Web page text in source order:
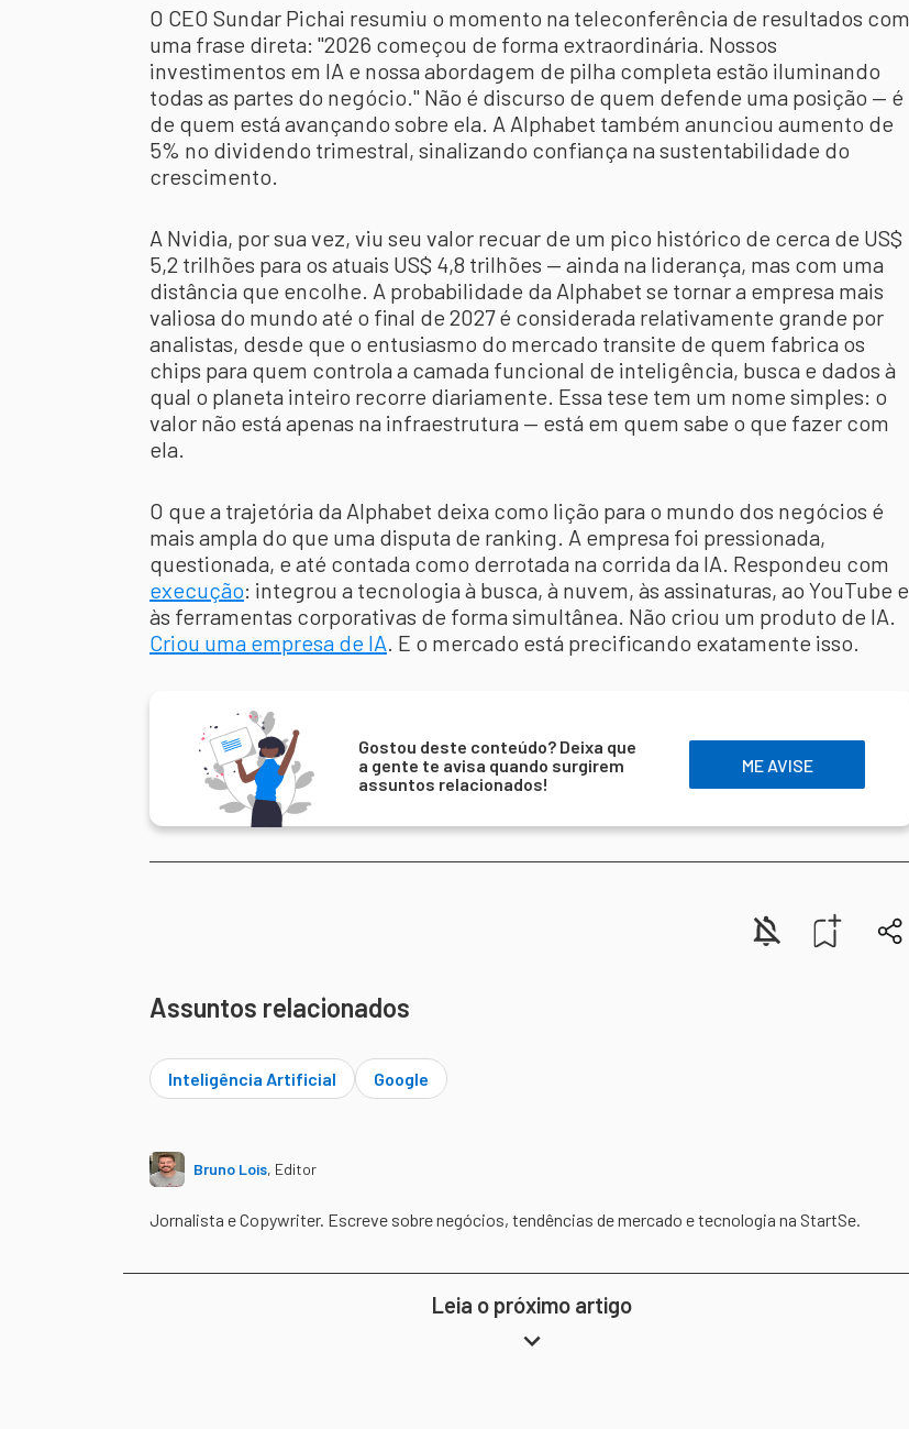
O CEO Sundar Pichai resumiu o momento na teleconferência de resultados com
uma frase direta: "2026 começou de forma extraordinária. Nossos
investimentos em IA e nossa abordagem de pilha completa estão iluminando
todas as partes do negócio." Não é discurso de quem defende uma posição — é
de quem está avançando sobre ela. A Alphabet também anunciou aumento de
5% no dividendo trimestral, sinalizando confiança na sustentabilidade do
crescimento.
A Nvidia, por sua vez, viu seu valor recuar de um pico histórico de cerca de US$
5,2 trilhões para os atuais US$ 4,8 trilhões — ainda na liderança, mas com uma
distância que encolhe. A probabilidade da Alphabet se tornar a empresa mais
valiosa do mundo até o final de 2027 é considerada relativamente grande por
analistas, desde que o entusiasmo do mercado transite de quem fabrica os
chips para quem controla a camada funcional de inteligência, busca e dados à
qual o planeta inteiro recorre diariamente. Essa tese tem um nome simples: o
valor não está apenas na infraestrutura — está em quem sabe o que fazer com
ela.
O que a trajetória da Alphabet deixa como lição para o mundo dos negócios é
mais ampla do que uma disputa de ranking. A empresa foi pressionada,
questionada, e até contada como derrotada na corrida da IA. Respondeu com
execução: integrou a tecnologia à busca, à nuvem, às assinaturas, ao YouTube e
às ferramentas corporativas de forma simultânea. Não criou um produto de IA.
Criou uma empresa de IA. E o mercado está precificando exatamente isso.
Gostou deste conteúdo? Deixa que
a gente te avisa quando surgirem
assuntos relacionados!
ME AVISE
Assuntos relacionados
Inteligência Artificial Google
Bruno Lois, Editor
Jornalista e Copywriter. Escreve sobre negócios, tendências de mercado e tecnologia na StartSe.
Leia o próximo artigo